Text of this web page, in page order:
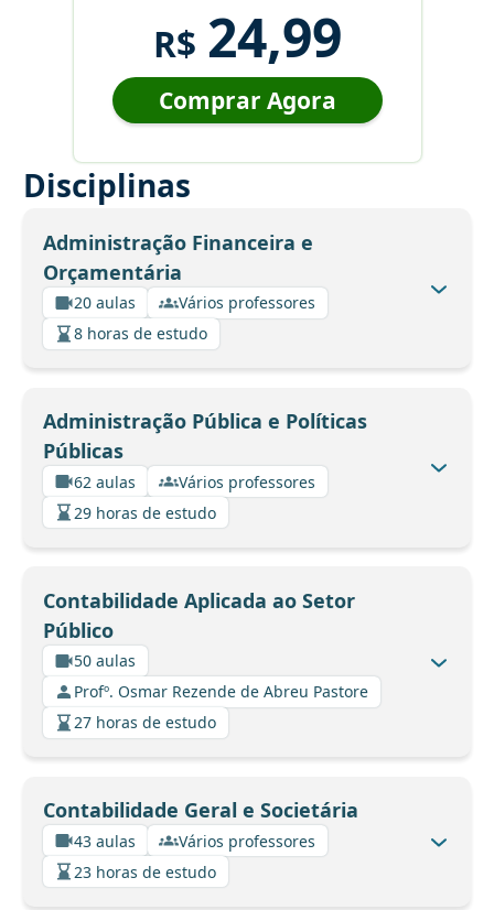
R$ 24,99
Comprar Agora
Disciplinas
Administração Financeira e
Orçamentária
20 aulas
Vários professores
8 horas de estudo
Administração Pública e Políticas
Públicas
62 aulas
Vários professores
29 horas de estudo
Contabilidade Aplicada ao Setor
Público
50 aulas
Profº. Osmar Rezende de Abreu Pastore
27 horas de estudo
Contabilidade Geral e Societária
43 aulas
Vários professores
23 horas de estudo